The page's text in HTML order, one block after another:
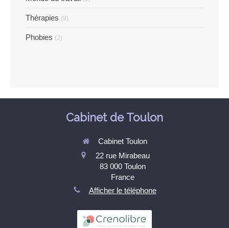
Thérapies (9)
Phobies (2)
Cabinet de Toulon
Cabinet Toulon
22 rue Mirabeau
83 000 Toulon
France
Afficher le téléphone